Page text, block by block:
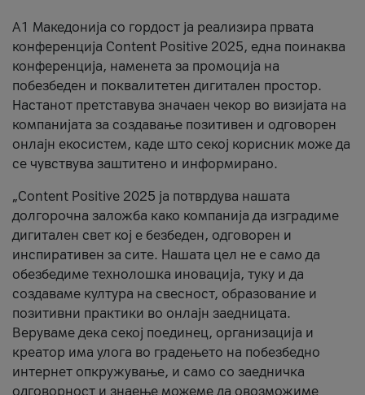
А1 Македонија со гордост ја реализира првата
конференција Content Positive 2025, една поинаква
конференција, наменета за промоција на
побезбеден и поквалитетен дигитален простор.
Настанот претставува значаен чекор во визијата на
компанијата за создавање позитивен и одговорен
онлајн екосистем, каде што секој корисник може да
се чувствува заштитено и информирано.
„Content Positive 2025 ја потврдува нашата
долгорочна заложба како компанија да изградиме
дигитален свет кој е безбеден, одговорен и
инспиративен за сите. Нашата цел не е само да
обезбедиме технолошка иновација, туку и да
создаваме култура на свесност, образование и
позитивни практики во онлајн заедницата.
Веруваме дека секој поединец, организација и
креатор има улога во градењето на побезбедно
интернет опкружување, и само со заедничка
одговорност и знаење можеме да овозможиме